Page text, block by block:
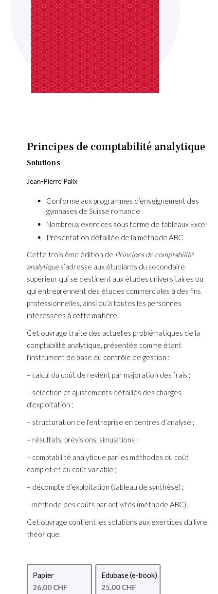
Principes de comptabilité analytique
Solutions
Jean-Pierre Palix
Conforme aux programmes d’enseignement des
gymnases de Suisse romande
Nombreux exercices sous forme de tableaux Excel
Présentation détaillée de la méthode ABC
Cette troisième édition de Principes de comptabilité
analytiques’adresse aux étudiants du secondaire
supérieur qui se destinent aux études universitaires ou
qui entreprennent des études commerciales à des fins
professionnelles, ainsi qu’à toutes les personnes
intéressées à cette matière.
Cet ouvrage traite des actuelles problématiques de la
comptabilité analytique, présentée comme étant
l’instrument de base du contrôle de gestion :
– calcul du coût de revient par majoration des frais ;
– sélection et ajustements détaillés des charges
d’exploitation ;
– structuration de l’entreprise en centres d’analyse ;
– résultats, prévisions, simulations ;
– comptabilité analytique par les méthodes du coût
complet et du coût variable ;
– décompte d’exploitation (tableau de synthèse) ;
– méthode des coûts par activités (méthode ABC).
Cet ouvrage contient les solutions aux exercices du livre
théorique.
Papier
26,00 CHF
Edubase (e-book)
25,00 CHF
of
the
gallery